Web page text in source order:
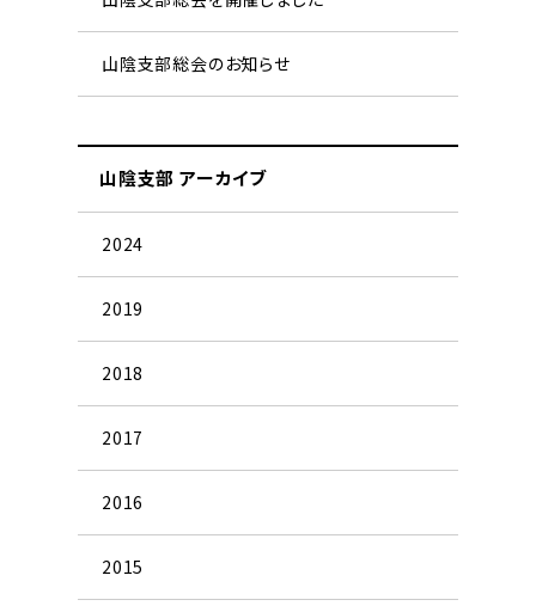
山陰支部総会のお知らせ
山陰支部 アーカイブ
2024
2019
2018
2017
2016
2015